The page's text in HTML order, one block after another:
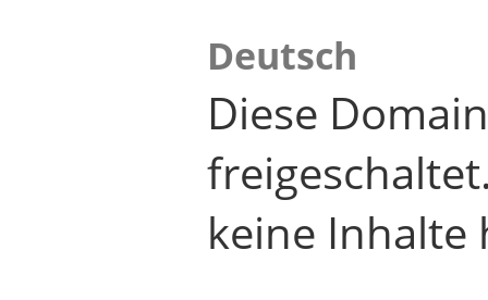
Deutsch
Diese
keine Inhalte